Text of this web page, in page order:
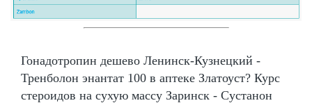
Гонадотропин дешево Ленинск-Кузнецкий -
Тренболон энантат 100 в аптеке Златоуст? Курс
стероидов на сухую массу Заринск - Сустанон